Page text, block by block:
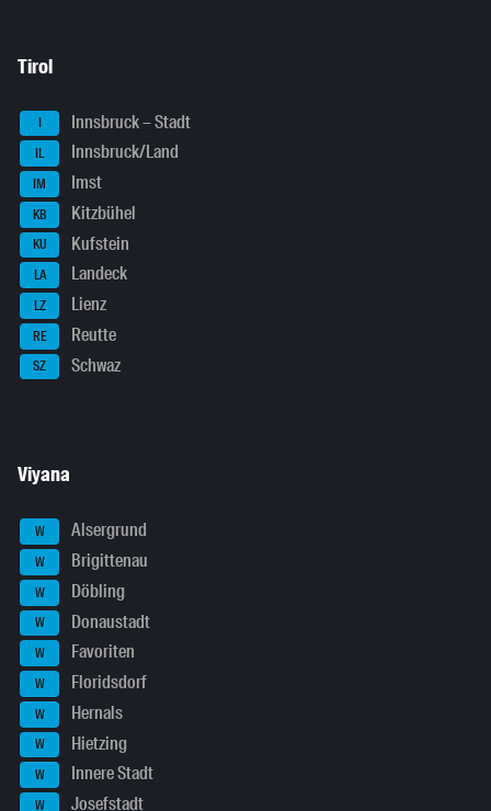
Tirol
I Innsbruck – Stadt
IL Innsbruck/Land
IM Imst
KB Kitzbühel
KU Kufstein
LA Landeck
LZ Lienz
RE Reutte
SZ Schwaz
Viyana
W Alsergrund
W Brigittenau
W Döbling
W Donaustadt
W Favoriten
W Floridsdorf
W Hernals
W Hietzing
W Innere Stadt
W Josefstadt